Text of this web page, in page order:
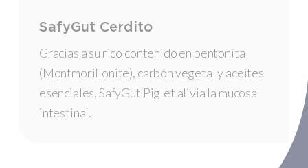
SafyGut Cerdito
Gracias a su rico contenido en bentonita
(Montmorillonite), carbón vegetal y aceites
esenciales, SafyGut Piglet alivia la mucosa
intestinal.